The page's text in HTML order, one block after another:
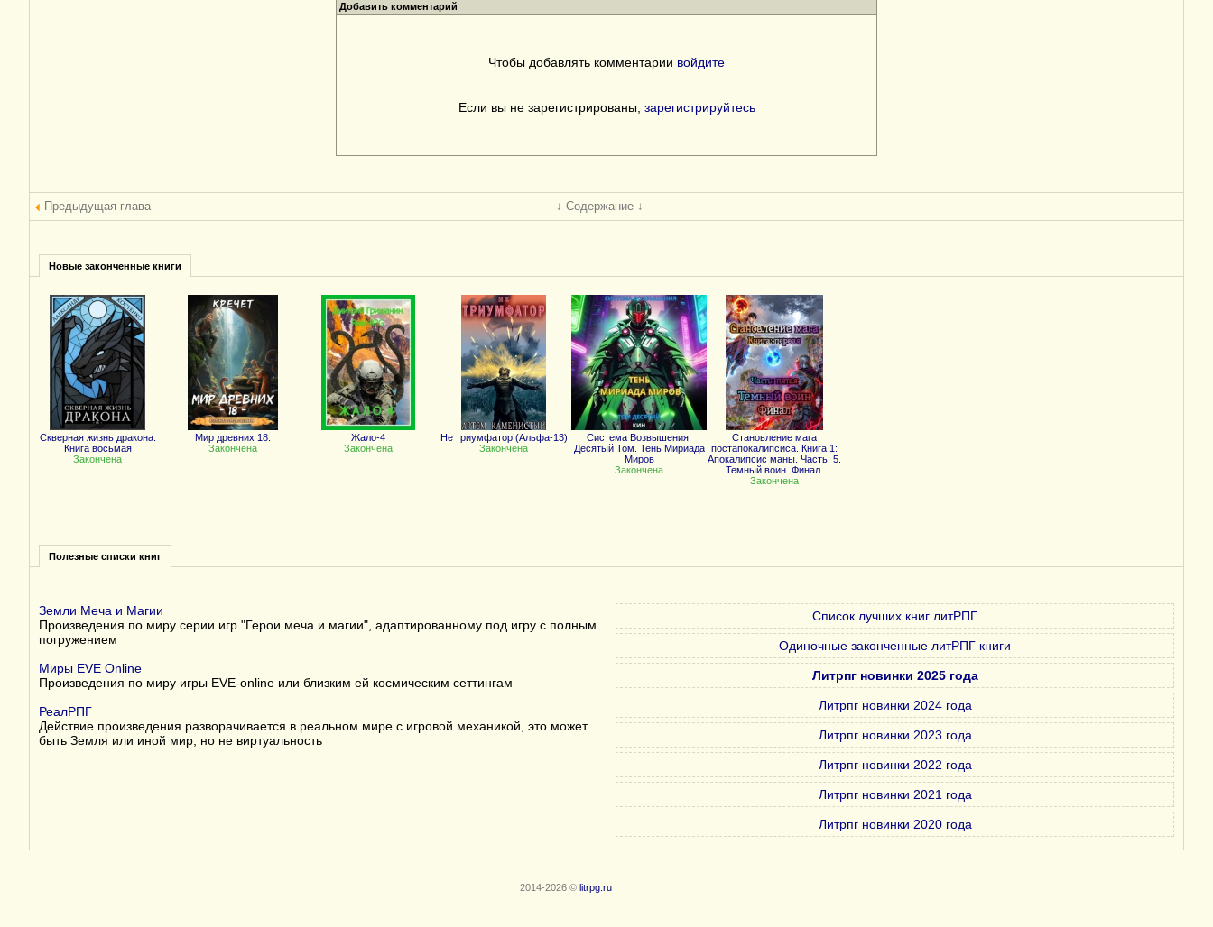
Добавить комментарий
Чтобы добавлять комментарии войдите
Если вы не зарегистрированы, зарегистрируйтесь
Предыдущая глава ↓ Содержание ↓
Новые законченные книги
Скверная жизнь дракона.
Книга восьмая
Закончена
Мир древних 18.
Закончена
Жало-4
Закончена
Не триумфатор (Альфа-13)
Закончена
Система Возвышения.
Десятый Том. Тень Мириада
Миров
Закончена
Становление мага
постапокалипсиса. Книга 1:
Апокалипсис маны. Часть: 5.
Темный воин. Финал.
Закончена
Полезные списки книг
Земли Меча и Магии
Произведения по миру серии игр "Герои меча и магии", адаптированному под игру с полным
погружением
Миры EVE Online
Произведения по миру игры EVE-online или близким ей космическим сеттингам
РеалРПГ
Действие произведения разворачивается в реальном мире с игровой механикой, это может
быть Земля или иной мир, но не виртуальность
Список лучших книг литРПГ
Одиночные законченные литРПГ книги
Литрпг новинки 2025 года
Литрпг новинки 2024 года
Литрпг новинки 2023 года
Литрпг новинки 2022 года
Литрпг новинки 2021 года
Литрпг новинки 2020 года
2014-2026 © litrpg.ru